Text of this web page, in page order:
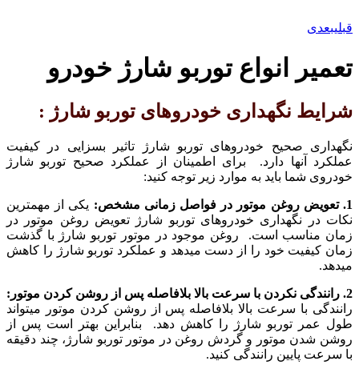
قبلیبعدی
تعمیر انواع توربو شارژ خودرو
شرایط نگهداری خودروهای توربو شارژ :
نگهداری صحیح خودروهای توربو شارژ تاثیر بسزایی در کیفیت
عملکرد آنها دارد. برای اطمینان از عملکرد صحیح توربو شارژ
خودروی شما باید به موارد زیر توجه کنید:
1. تعویض روغن موتور در فواصل زمانی مشخص:
یکی از مهمترین
نکات در نگهداری خودروهای توربو شارژ تعویض روغن موتور در
زمان مناسب است. روغن موجود در موتور توربو شارژ با گذشت
زمان کیفیت خود را از دست میدهد و عملکرد توربو شارژ را کاهش
میدهد.
2. رانندگی نکردن با سرعت بالا بلافاصله پس از روشن کردن موتور:
رانندگی با سرعت بالا بلافاصله پس از روشن کردن موتور میتواند
طول عمر توربو شارژ را کاهش دهد. بنابراین بهتر است پس از
روشن شدن موتور و گردش روغن در موتور توربو شارژ، چند دقیقه
با سرعت پایین رانندگی کنید.